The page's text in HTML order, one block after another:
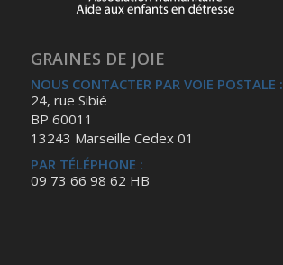
GRAINES DE JOIE
NOUS CONTACTER PAR VOIE POSTALE :
24, rue Sibié
BP 60011
13243 Marseille Cedex 01
PAR TÉLÉPHONE :
09 73 66 98 62 HB